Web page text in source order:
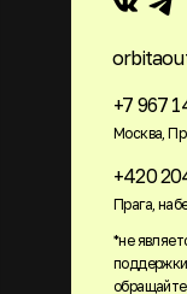
+7 967
Москва,
+420
Прага,
*не